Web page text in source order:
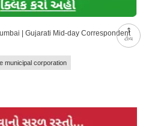
ટોચ
| Gujarati Mid-day Correspondent
municipal corporation